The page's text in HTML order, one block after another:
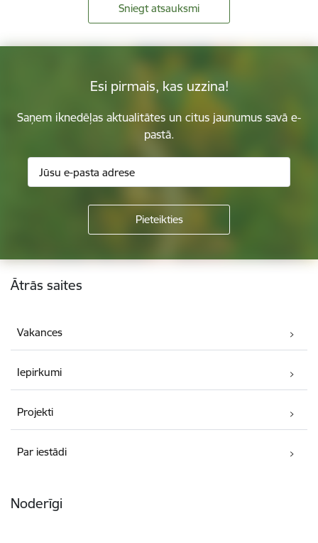
Sniegt atsauksmi
Esi pirmais, kas uzzina!
Saņem iknedēļas aktualitātes un citus jaunumus savā e-
pastā.
Kājene
Ātrās saites
Vakances
Iepirkumi
Projekti
Par iestādi
Noderīgi